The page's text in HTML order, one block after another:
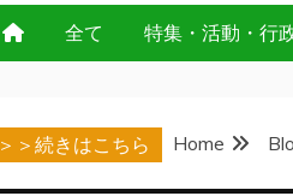
全て 特集・活動・行
＞＞続きはこちら Home